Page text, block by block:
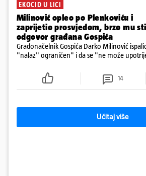
EKOCID U LICI
Milinović opleo po Plenkoviću i
zaprijetio prosvjedom, brzo mu
odgovor građana Gospića
Gradonačelnik Gospića Darko Milinović
"nalaz" ograničen" i da se "ne može
ga je naručio Uskok i da je dio spisa
14
Učitaj više